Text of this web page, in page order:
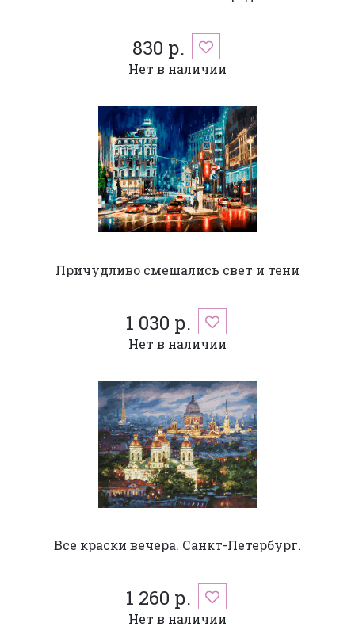
830 р.
Нет в наличии
Причудливо смешались свет и тени
1 030 р.
Нет в наличии
Все краски вечера. Санкт-Петербург.
1 260 р.
Нет в наличии